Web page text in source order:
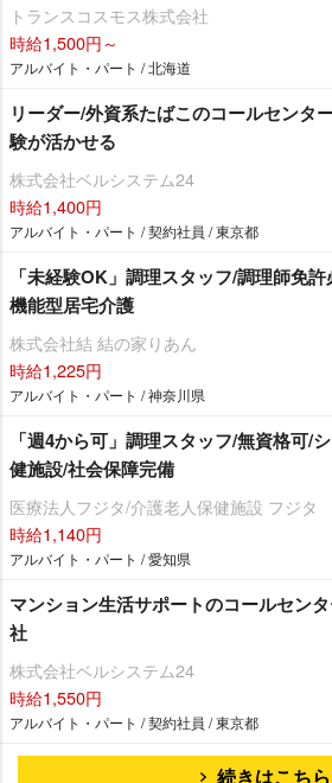
トランスコスモス株式会社
時給1,500円～
アルバイト・パート / 北海道
リーダー/外資系たばこのコールセンタ
験が活かせる
株式会社ベルシステム24
時給1,400円
アルバイト・パート / 契約社員 / 東京都
「未経験OK」調理スタッフ/調理師免
機能型居宅介護
株式会社結 結の家りあん
時給1,225円
アルバイト・パート / 神奈川県
「週4から可」調理スタッフ/無資格可/
健施設/社会保障完備
医療法人フジタ/介護老人保健施設 フジタ
時給1,140円
アルバイト・パート / 愛知県
マンション生活サポートのコールセン
社
株式会社ベルシステム24
時給1,550円
アルバイト・パート / 契約社員 / 東京都
続きはこちら